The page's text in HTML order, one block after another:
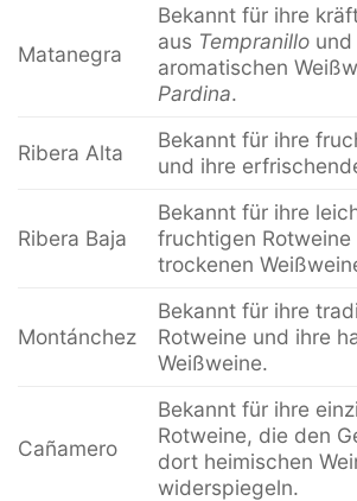
Matanegra
Bekannt für ihre
aus Tempranillound
aromatischen
Pardina.
Ribera Alta
Bekannt für ihre
und ihre
Ribera Baja
Bekannt für ihre
fruchtigen Rotweine
trockenen
Montánchez
Bekannt für ihre
Rotweine und ihre
Weißweine.
Cañamero
Bekannt für ihre
Rotweine, die den
dort heimischen
widerspiegeln.